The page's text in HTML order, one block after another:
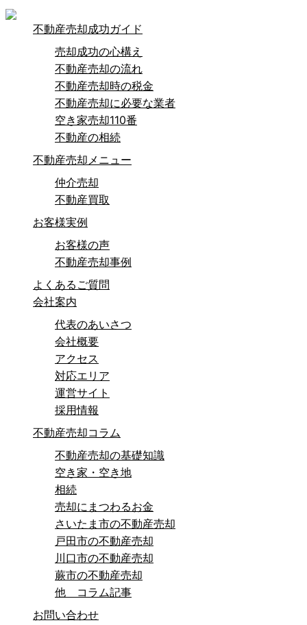
不動産売却成功ガイド
売却成功の心構え
不動産売却の流れ
不動産売却時の税金
不動産売却に必要な業者
空き家売却110番
不動産の相続
不動産売却メニュー
仲介売却
不動産買取
お客様実例
お客様の声
不動産売却事例
よくあるご質問
会社案内
代表のあいさつ
会社概要
アクセス
対応エリア
運営サイト
採用情報
不動産売却コラム
不動産売却の基礎知識
空き家・空き地
相続
売却にまつわるお金
さいたま市の不動産売却
戸田市の不動産売却
川口市の不動産売却
蕨市の不動産売却
他 コラム記事
お問い合わせ